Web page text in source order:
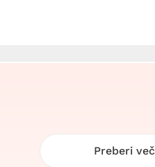
Preberi več